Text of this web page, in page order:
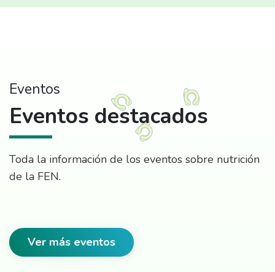
Eventos
Eventos destacados
Toda la información de los eventos sobre nutrición
de la FEN.
Ver más eventos